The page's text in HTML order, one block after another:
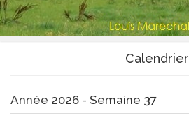
Calendrier
Année 2026 - Semaine 37